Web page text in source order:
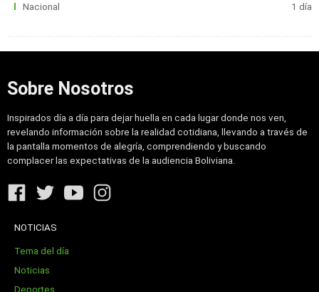
Nacional 1 día
Sobre Nosotros
Inspirados día a día para dejar huella en cada lugar donde nos ven,
revelando información sobre la realidad cotidiana, llevando a través de
la pantalla momentos de alegría, comprendiendo y buscando
complacer las expectativas de la audiencia Boliviana.
NOTICIAS
Tema del día
Noticias
Deportes